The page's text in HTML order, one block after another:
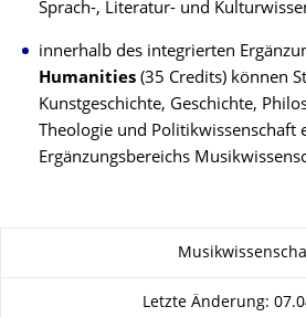
Sprach-, Literatur- und
innerhalb des integrierten
Humanities (35 Credits) können
Kunstgeschichte, Geschichte,
Theologie und Politikwissenschaft
Ergänzungsbereichs
Letzte Änderung: